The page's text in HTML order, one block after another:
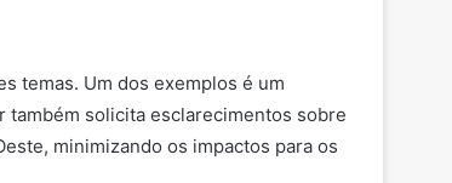
temas. Um dos exemplos é um
também solicita esclarecimentos sobre
minimizando os impactos para os